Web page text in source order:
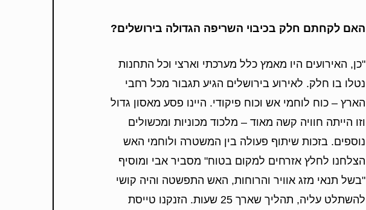
האם לקחתם חלק בכיבוי השריפה הגדולה בירושלים?
"כן, האירועים היו מאמץ כלל מערכתי וארצי וכל התחנות
נטלו בו חלק. לאירוע בירושלים הגיע תגבור מכל רחבי
הארץ – כוח לוחמי אש וכוח פיקודי. היינו פסע מאסון גדול
וזו הייתה חוויה קשה מאוד – מלכוד מכוניות ומכשולים
נוספים. בזכות שיתוף פעולה בין המשטרה ולוחמי האש
הצלחנו לחלץ אזרחים למקום בטוח" מסביר אבי ומוסיף
"בשל תנאי מזג אוויר והרוחות, האש התפשטה והיה קושי
להשתלט עליה, תהליך שארך 25 שעות. הזנקנו טייסת